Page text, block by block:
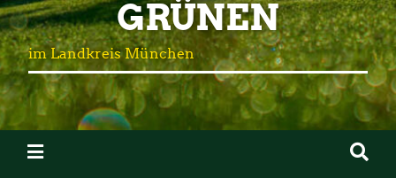
GRÜNEN
im Landkreis München